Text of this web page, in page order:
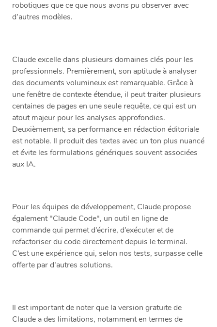
robotiques que ce que nous avons pu observer avec
d’autres modèles.
Claude excelle dans plusieurs domaines clés pour les
professionnels. Premièrement, son aptitude à analyser
des documents volumineux est remarquable. Grâce à
une fenêtre de contexte étendue, il peut traiter plusieurs
centaines de pages en une seule requête, ce qui est un
atout majeur pour les analyses approfondies.
Deuxièmement, sa performance en rédaction éditoriale
est notable. Il produit des textes avec un ton plus nuancé
et évite les formulations génériques souvent associées
aux IA.
Pour les équipes de développement, Claude propose
également "Claude Code", un outil en ligne de
commande qui permet d’écrire, d’exécuter et de
refactoriser du code directement depuis le terminal.
C’est une expérience qui, selon nos tests, surpasse celle
offerte par d’autres solutions.
Il est important de noter que la version gratuite de
Claude a des limitations, notamment en termes de